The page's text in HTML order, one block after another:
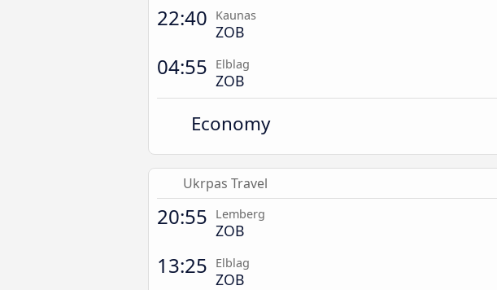
22:40 Kaunas
ZOB
04:55 Elblag
ZOB
Economy
Ukrpas Travel
20:55 Lemberg
ZOB
13:25 Elblag
ZOB